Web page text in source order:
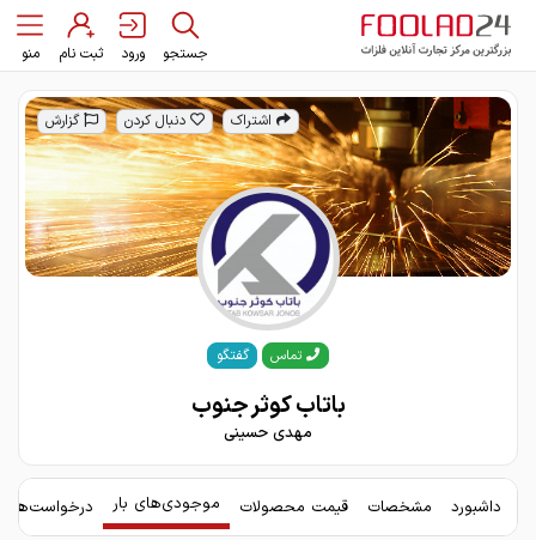
جستجو ورود ثبت نام منو
اشتراک دنبال کردن گزارش
تماس گفتگو
باتاب کوثر جنوب
مهدی حسینی
داشبورد مشخصات قیمت محصولات موجودی‌های بار